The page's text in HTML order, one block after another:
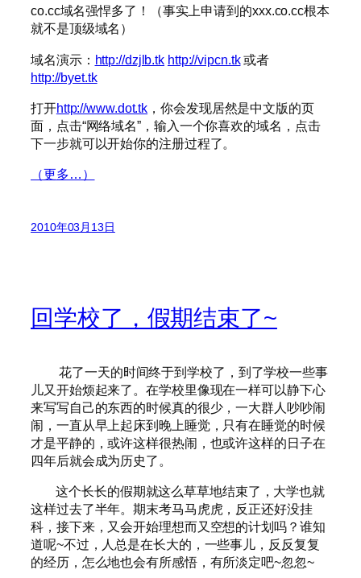
co.cc域名强悍多了！（事实上申请到的xxx.co.cc根本
就不是顶级域名）
域名演示： http://dzjlb.tk http://vipcn.tk或者
http://byet.tk
打开http://www.dot.tk ，你会发现居然是中文版的页
面，点击“网络域名”，输入一个你喜欢的域名，点击
下一步就可以开始你的注册过程了。
（更多…）
2010年03月13日
回学校了，假期结束了~
花了一天的时间终于到学校了，到了学校一些事
儿又开始烦起来了。在学校里像现在一样可以静下心
来写写自己的东西的时候真的很少，一大群人吵吵闹
闹，一直从早上起床到晚上睡觉，只有在睡觉的时候
才是平静的，或许这样很热闹，也或许这样的日子在
四年后就会成为历史了。
这个长长的假期就这么草草地结束了，大学也就
这样过去了半年。期末考马马虎虎，反正还好没挂
科，接下来，又会开始理想而又空想的计划吗？谁知
道呢~不过，人总是在长大的，一些事儿，反反复复
的经历，怎么地也会有所感悟，有所淡定吧~忽忽~